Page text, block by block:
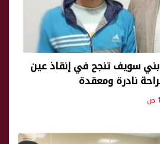
سويف تنجح في إنقاذ عين
نادرة ومعقدة